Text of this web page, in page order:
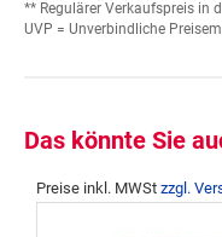
** Regulärer Verkaufspreis in
UVP = Unverbindliche
Das könnte Sie
Preise inkl. MWSt zzgl.